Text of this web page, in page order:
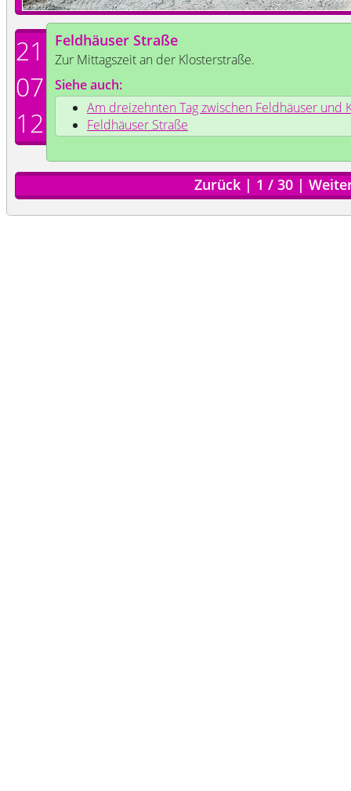
21
07
12
Feldhäuser Straße
Zur Mittagszeit an der Klosterstraße.
Siehe auch:
Am dreizehnten Tag zwischen Feldhäuser und
Feldhäuser Straße
Zurück | 1 / 30 |